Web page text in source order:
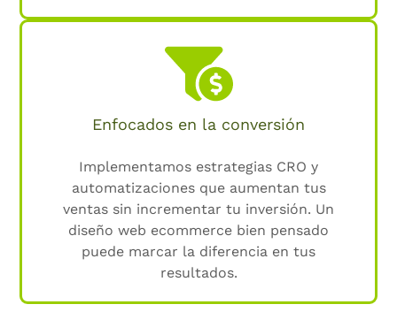
Enfocados en la conversión
Implementamos estrategias CRO y
automatizaciones que aumentan tus
ventas sin incrementar tu inversión. Un
diseño web ecommerce bien pensado
puede marcar la diferencia en tus
resultados.